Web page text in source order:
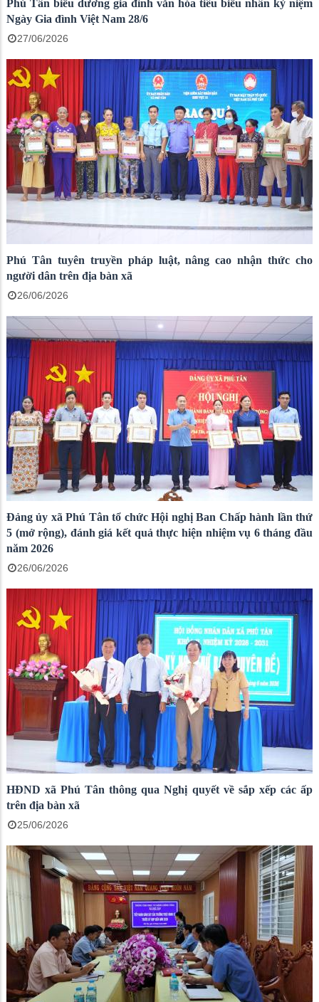
Phú Tân biểu dương gia đình văn hóa tiêu biểu nhân kỷ niệm
Ngày Gia đình Việt Nam 28/6
27/06/2026
Phú Tân tuyên truyền pháp luật, nâng cao nhận thức cho
người dân trên địa bàn xã
26/06/2026
Đảng ủy xã Phú Tân tổ chức Hội nghị Ban Chấp hành lần thứ
5 (mở rộng), đánh giá kết quả thực hiện nhiệm vụ 6 tháng đầu
năm 2026
26/06/2026
HĐND xã Phú Tân thông qua Nghị quyết về sắp xếp các ấp
trên địa bàn xã
25/06/2026